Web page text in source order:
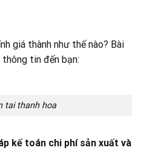
giá thành như thế nào? Bài
tin đến bạn:
tai thanh hoa
kế toán chi phí sản xuất và